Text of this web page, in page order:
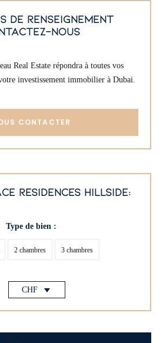
de renseignement
nous
Real Estate répondra à toutes vos
investissement immobilier à Dubai.
CONTACTER
residences hillside:
Type de bien :
2 chambres 3 chambres
CHF